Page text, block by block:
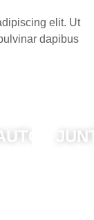
nueva y
elit. Ut
dapibus